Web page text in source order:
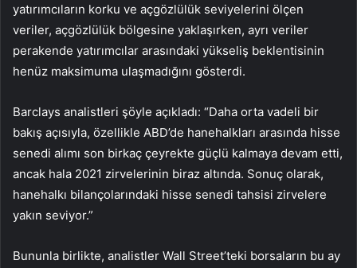
yatırımcıların korku ve açgözlülük seviyelerini ölçen
veriler, açgözlülük bölgesine yaklaşırken, ayrı veriler
perakende yatırımcılar arasındaki yükseliş beklentisinin
henüz maksimuma ulaşmadığını gösterdi.
Barclays analistleri şöyle açıkladı: “Daha orta vadeli bir
bakış açısıyla, özellikle ABD’de hanehalkları arasında hisse
senedi alımı son birkaç çeyrekte güçlü kalmaya devam etti,
ancak hala 2021 zirvelerinin biraz altında. Sonuç olarak,
hanehalkı bilançolarındaki hisse senedi tahsisi zirvelere
yakın seviyor.”
Bununla birlikte, analistler Wall Street’teki borsaların bu ay